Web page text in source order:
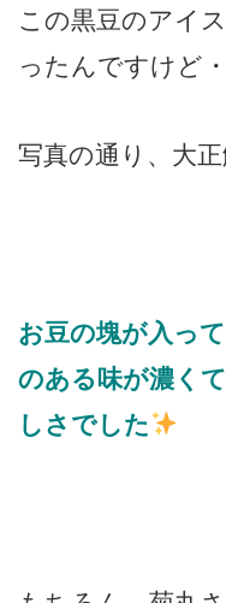
この黒豆のアイ
ったんですけど・
写真の通り、大正
お豆の塊が入っ
のある味が濃く
しさでした